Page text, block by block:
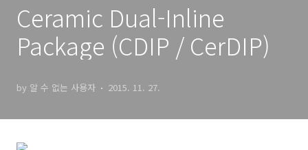
Ceramic Dual-Inline
Package (CDIP / CerDIP)
by 알 수 없는 사용자 2015. 11. 27.